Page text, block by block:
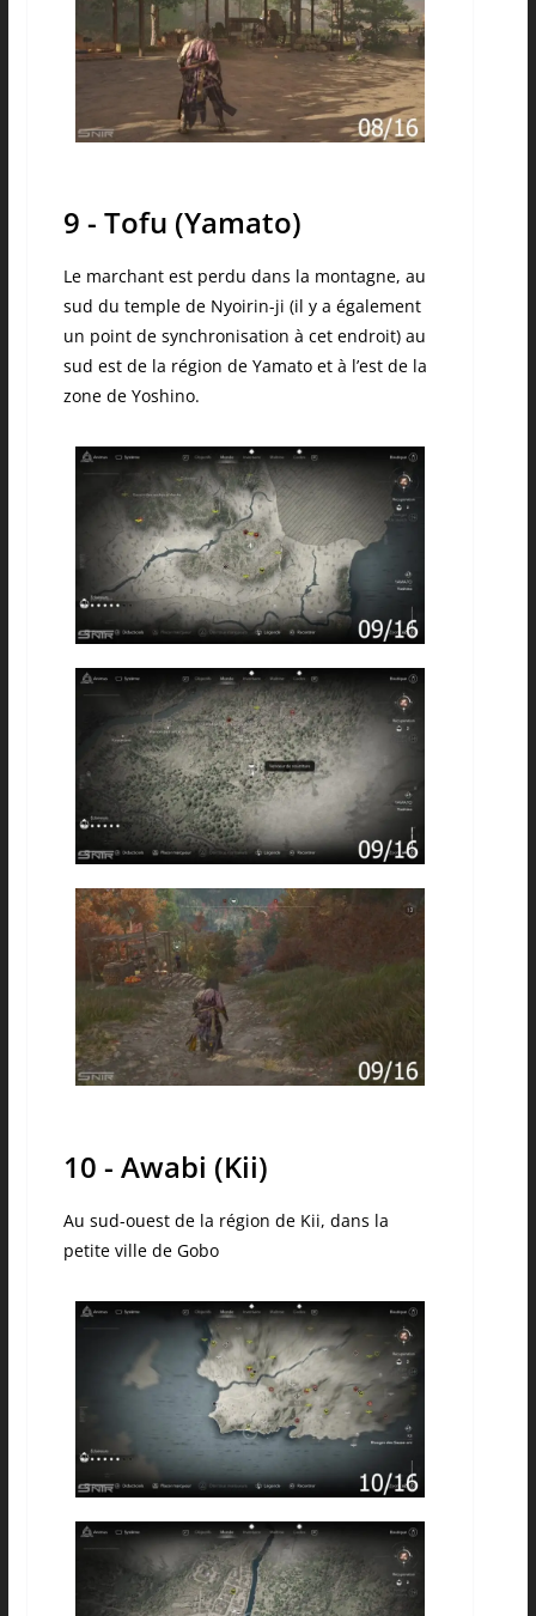
9 - Tofu (Yamato)
Le marchant est perdu dans la montagne, au
sud du temple de Nyoirin-ji (il y a également
un point de synchronisation à cet endroit) au
sud est de la région de Yamato et à l’est de la
zone de Yoshino.
10 - Awabi (Kii)
Au sud-ouest de la région de Kii, dans la
petite ville de Gobo